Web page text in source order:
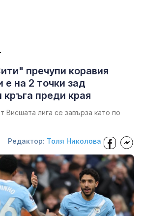
пречупи коравия
на 2 точки зад
преди края
Висшата лига се завърза като по
Редактор: Толя Николова